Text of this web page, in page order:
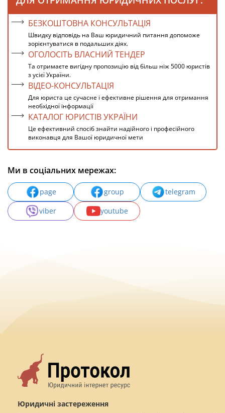
БЕЗКОШТОВНА КОНСУЛЬТАЦІЯ
Швидку відповідь на Ваш юридичний питання допоможе
зорієнтуватися в подальших діях.
ОГОЛОСІТЬ ВЛАСНИЙ ТЕНДЕР
Та отримаєте вигідну пропозицію від більш ніж 5000 юристів
з усієї України.
ВІДЕО-КОНСУЛЬТАЦІЯ
Для юриста це сучасне і ефективне рішення для отримання
необхідної інформації
КАТАЛОГ ЮРИСТІВ УКРАЇНИ
Це ефективний спосіб знайти надійного і професійного
виконавця для Вашої юридичної мети
Ми в соціальних мережах:
page group
telegram
viber
youtube
Юридичні застереження